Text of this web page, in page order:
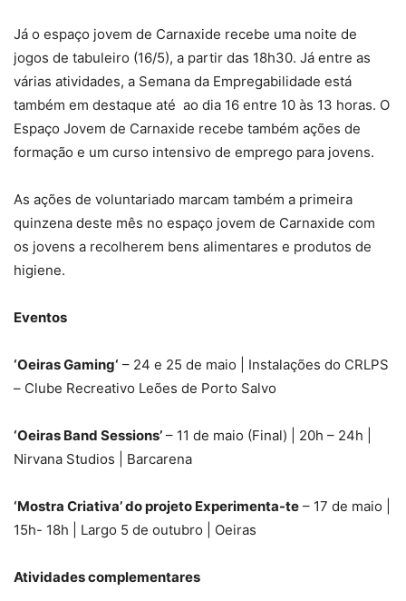
Já o espaço jovem de Carnaxide recebe uma noite de
jogos de tabuleiro (16/5), a partir das 18h30. Já entre as
várias atividades, a Semana da Empregabilidade está
também em destaque até ao dia 16 entre 10 às 13 horas. O
Espaço Jovem de Carnaxide recebe também ações de
formação e um curso intensivo de emprego para jovens.
As ações de voluntariado marcam também a primeira
quinzena deste mês no espaço jovem de Carnaxide com
os jovens a recolherem bens alimentares e produtos de
higiene.
Eventos
‘Oeiras Gaming‘ – 24 e 25 de maio | Instalações do CRLPS
– Clube Recreativo Leões de Porto Salvo
‘Oeiras Band Sessions’ – 11 de maio (Final) | 20h – 24h |
Nirvana Studios | Barcarena
‘Mostra Criativa’ do projeto Experimenta-te – 17 de maio |
15h- 18h | Largo 5 de outubro | Oeiras
Atividades complementares